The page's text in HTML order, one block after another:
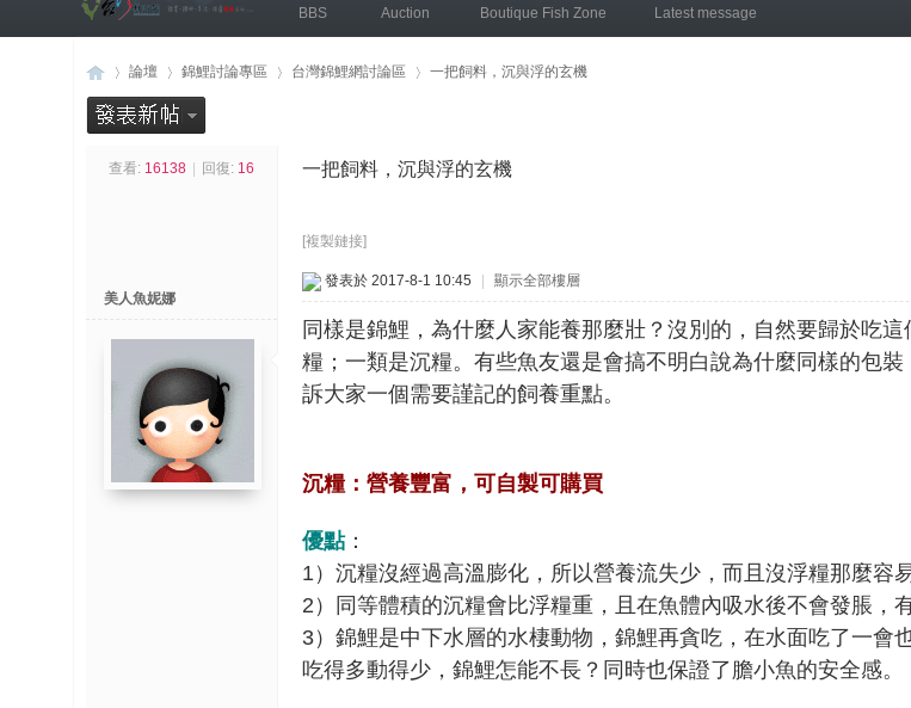
BBS Auction Boutique Fish Zone Latest message
錦鯉協會專區 錦鯉討論專區
»
論壇
›
錦鯉討論專區 台灣錦鯉網討論區
›
一把飼料，沉與浮的玄機
查看: 16138 回復: 16 一把飼料，沉與浮的玄機
[複製鏈接]
美人魚妮娜
發表於 2017-8-1 10:45 顯示全部樓層
同樣是錦鯉，為什麼人家能養那麼壯？沒別的，自然要歸於吃
糧；一類是沉糧。有些魚友還是會搞不明白說為什麼同樣的包
訴大家一個需要謹記的飼養重點。
沉糧：營養豐富，可自製可購買
優點：
1）沉糧沒經過高溫膨化，所以營養流失少，而且沒浮糧那麼容
2 ）同等體積的沉糧會比浮糧重，且在魚體內吸水後不會發脹，
3）錦鯉是中下水層的水棲動物，錦鯉再貪吃，在水面吃了一會
吃得多動得少，錦鯉怎能不長？同時也保證了膽小魚的安全感。